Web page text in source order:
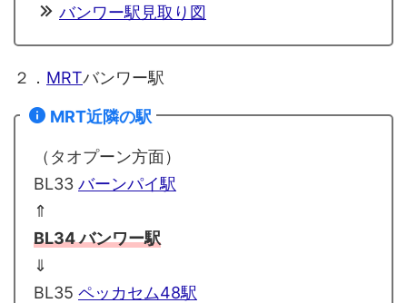
バンワー駅見取り図
２． MRTバンワー駅
MRT近隣の駅
（タオプーン方面）
BL33 バーンパイ駅
⇑
BL34 バンワー駅
⇓
BL35 ペッカセム48駅